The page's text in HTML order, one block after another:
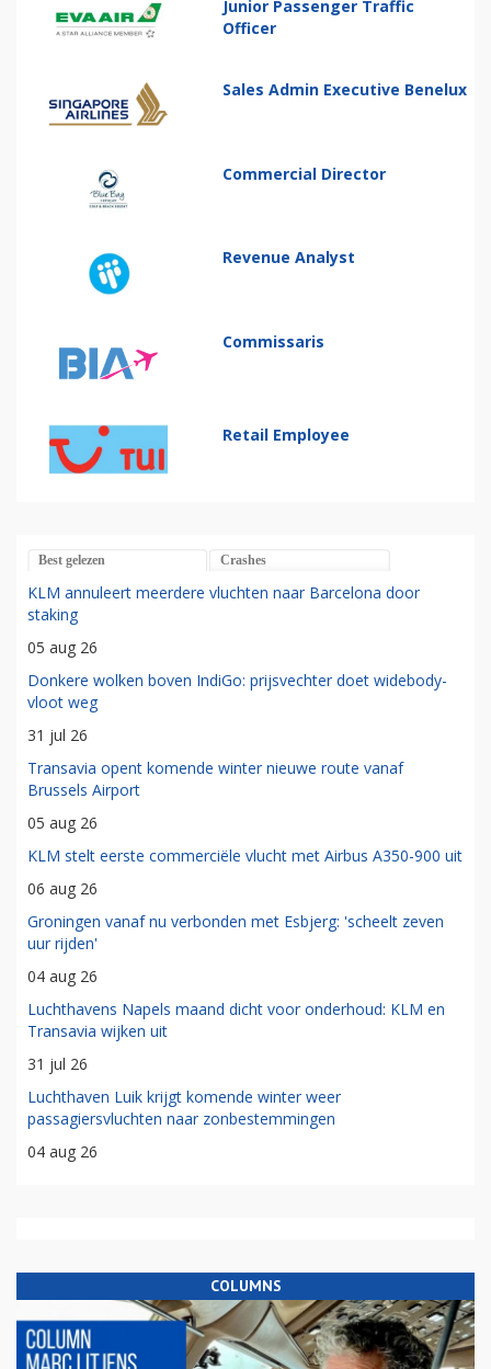
Junior Passenger Traffic
Officer
Sales Admin Executive Benelux
Commercial Director
Revenue Analyst
Commissaris
Retail Employee
Best gelezen Crashes
KLM annuleert meerdere vluchten naar Barcelona door
staking
05 aug 26
Donkere wolken boven IndiGo: prijsvechter doet widebody-
vloot weg
31 jul 26
Transavia opent komende winter nieuwe route vanaf
Brussels Airport
05 aug 26
KLM stelt eerste commerciële vlucht met Airbus A350-900 uit
06 aug 26
Groningen vanaf nu verbonden met Esbjerg: 'scheelt zeven
uur rijden'
04 aug 26
Luchthavens Napels maand dicht voor onderhoud: KLM en
Transavia wijken uit
31 jul 26
Luchthaven Luik krijgt komende winter weer
passagiersvluchten naar zonbestemmingen
04 aug 26
COLUMNS